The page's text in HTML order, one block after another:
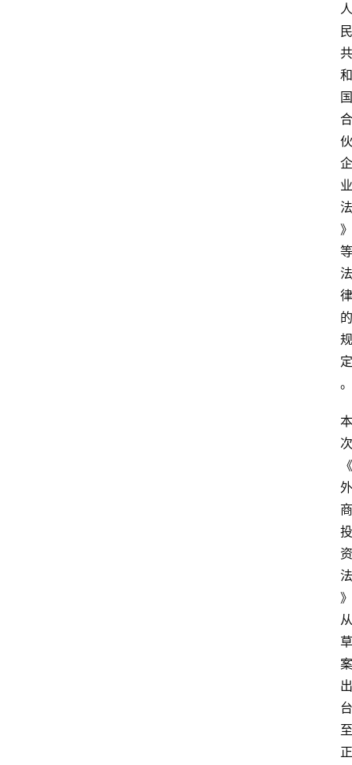
人
民
共
和
国
合
伙
企
业
法
》
等
法
律
的
规
定
。
本
次
《
外
商
投
资
法
》
从
草
案
出
台
至
正